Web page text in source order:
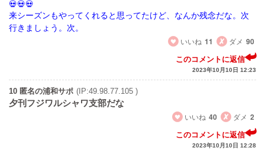
来シーズンもやってくれると思ってたけど、なんか残念だな。次
行きましょう。次。
いいね 11 ダメ 90
このコメントに返信
2023年10月10日 12:23
10 匿名の浦和サポ (IP:49.98.77.105 )
夕刊フジワルシャワ支部だな
いいね 40 ダメ 2
このコメントに返信
2023年10月10日 12:28